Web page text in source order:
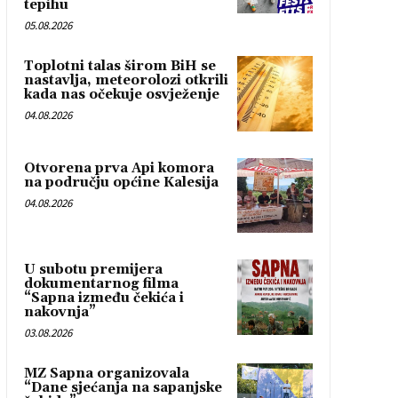
tepihu
05.08.2026
Toplotni talas širom BiH se
nastavlja, meteorolozi otkrili
kada nas očekuje osvježenje
04.08.2026
Otvorena prva Api komora
na području općine Kalesija
04.08.2026
U subotu premijera
dokumentarnog filma
“Sapna između čekića i
nakovnja”
03.08.2026
MZ Sapna organizovala
“Dane sjećanja na sapanjske